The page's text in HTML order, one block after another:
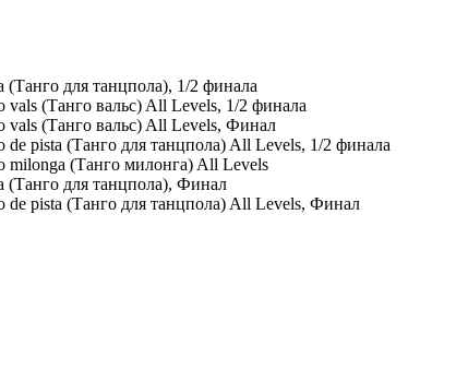
для танцпола), 1/2 финала
(Танго вальс) All Levels, 1/2 финала
vals (Танго вальс) All Levels, Финал
pista (Танго для танцпола) All Levels, 1/2 финала
milonga (Танго милонга) All Levels
для танцпола), Финал
pista (Танго для танцпола) All Levels, Финал